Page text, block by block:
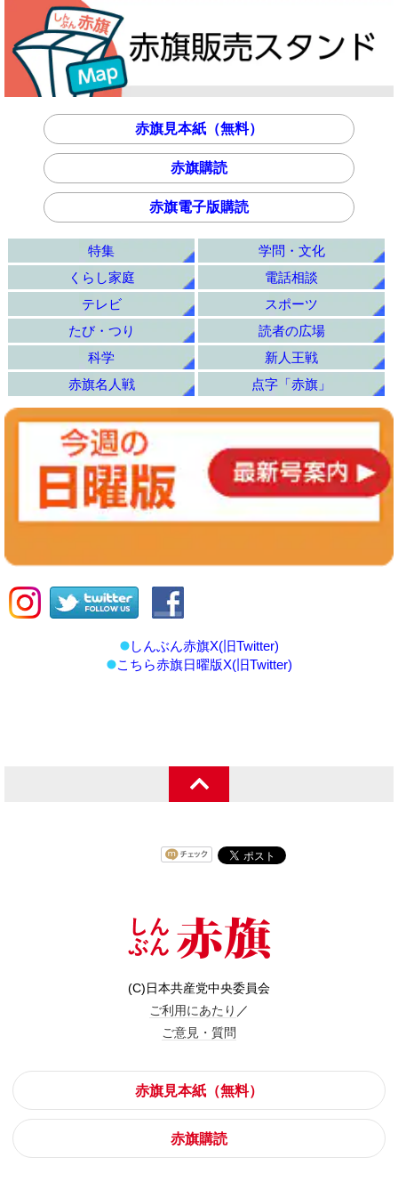
赤旗見本紙（無料）
赤旗購読
赤旗電子版購読
特集
学問・文化
くらし家庭
電話相談
テレビ
スポーツ
たび・つり
読者の広場
科学
新人王戦
赤旗名人戦
点字「赤旗」
しんぶん赤旗X(旧Twitter)
こちら赤旗日曜版X(旧Twitter)
(C)日本共産党中央委員会
ご利用にあたり ／
ご意見・質問
赤旗見本紙（無料）
赤旗購読